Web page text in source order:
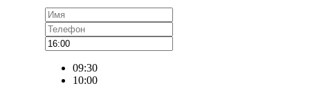
09:30
10:00